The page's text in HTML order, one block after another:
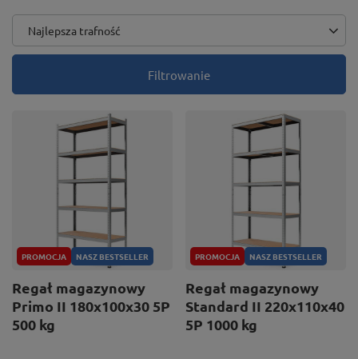
Zmień sortowanie
Najlepsza trafność
Filtrowanie
PROMOCJA NASZ BESTSELLER
Regał magazynowy
Primo II 180x100x30 5P
500 kg
PROMOCJA NASZ BESTSELLER
Regał magazynowy
Standard II 220x110x40
5P 1000 kg